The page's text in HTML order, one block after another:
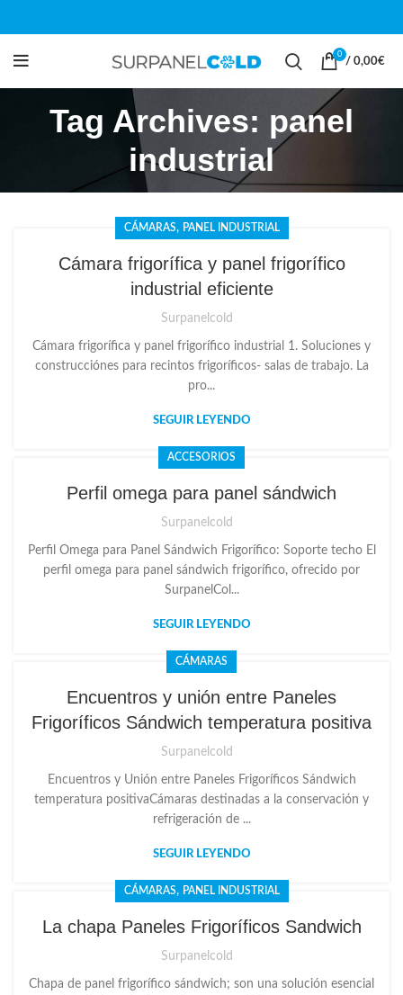
0
/ 0,00€
Tag Archives: panel
industrial
CÁMARAS, PANEL INDUSTRIAL
Cámara frigorífica y panel frigorífico
industrial eficiente
Surpanelcold
Cámara frigorífica y panel frigorífico industrial 1. Soluciones y
construcciónes para recintos frigoríficos- salas de trabajo. La
pro...
SEGUIR LEYENDO
ACCESORIOS
Perfil omega para panel sándwich
Surpanelcold
Perfil Omega para Panel Sándwich Frigorífico: Soporte techo El
perfil omega para panel sándwich frigorífico, ofrecido por
SurpanelCol...
SEGUIR LEYENDO
CÁMARAS
Encuentros y unión entre Paneles
Frigoríficos Sándwich temperatura positiva
Surpanelcold
Encuentros y Unión entre Paneles Frigoríficos Sándwich
temperatura positivaCámaras destinadas a la conservación y
refrigeración de ...
SEGUIR LEYENDO
CÁMARAS, PANEL INDUSTRIAL
La chapa Paneles Frigoríficos Sandwich
Surpanelcold
Chapa de panel frigorífico sándwich; son una solución esencial